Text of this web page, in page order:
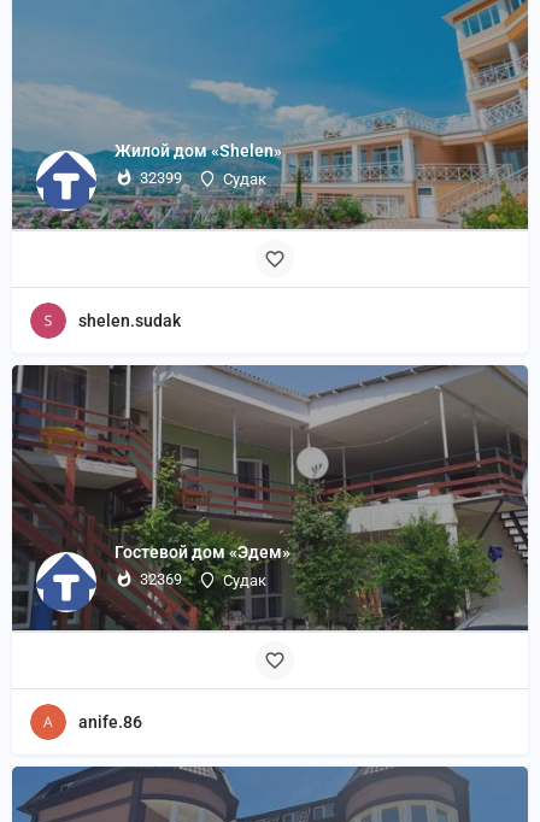
Жилой дом «Shelen»
32399 Судак
shelen.sudak
Гостевой дом «Эдем»
32369 Судак
anife.86